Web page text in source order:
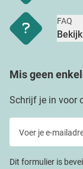
FAQ
Mis geen
Schrijf je in voor
Dit formulier is